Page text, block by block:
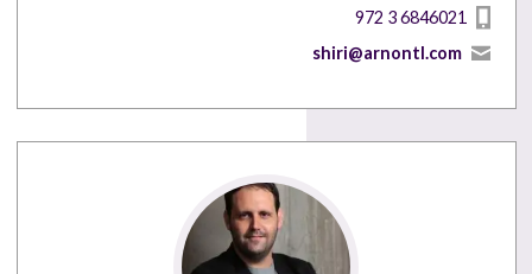
972 3 6846021
shiri@arnontl.com